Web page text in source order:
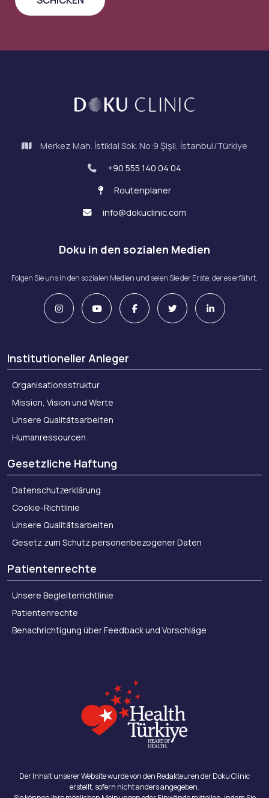
Merkez Mah. İstiklal Sok. No:9 Şişli, İstanbul/Türkiye
+90 555 140 04 04
Routenplaner
info@dokuclinic.com
Doku in den sozialen Medien
Folgen Sie uns in den sozialen Medien und seien Sie der Erste, der es erfährt.
Institutioneller Anleger
Organisationsstruktur
Mission, Vision und Werte
Unsere Qualitätsarbeiten
Humanressourcen
Gesetzliche Haftung
Datenschutzerklärung
Cookie-Richtlinie
Unsere Qualitätsarbeiten
Gesetz zum Schutz personenbezogener Daten
Patientenrechte
Unsere Begleiterrichtlinie
Patientenrechte
Benachrichtigung über Feedback und Vorschläge
Der Inhalt unserer Website wurde von den Redakteuren der Doku Clinic
erstellt, sofern nicht anders angegeben.